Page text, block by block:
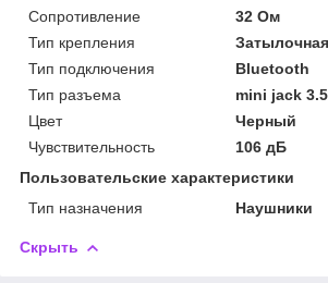
Сопротивление
32 Ом
Тип крепления
Тип подключения
Bluetooth
Тип разъема
mini jack
Цвет
Черный
Чувствительность
106 дБ
Пользовательские характеристики
Тип назначения
Наушники
Скрыть